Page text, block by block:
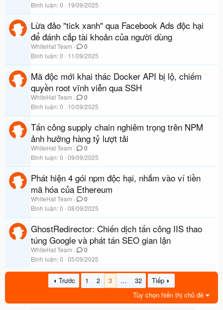
Bình luận 0 19/09/2025
Lừa đảo "tick xanh" qua Facebook Ads độc hại
để đánh cắp tài khoản của người dùng
WhiteHat Team
0
Bình luận 0 11/09/2025
Mã độc mới khai thác Docker API bị lộ, chiếm
quyền root vĩnh viễn qua SSH
WhiteHat Team
0
Bình luận 0 10/09/2025
Tấn công supply chain nghiêm trọng trên NPM
ảnh hưởng hàng tỷ lượt tải
WhiteHat Team
0
Bình luận 0 09/09/2025
Phát hiện 4 gói npm độc hại, nhắm vào ví tiền
mã hóa của Ethereum
WhiteHat Team
0
Bình luận 0 08/09/2025
GhostRedirector: Chiến dịch tấn công IIS thao
túng Google và phát tán SEO gian lận
WhiteHat Team
0
Bình luận 0 05/09/2025
Trước 1 2 3 … 32
Tiếp
Tùy chọn hiển thị chủ đề